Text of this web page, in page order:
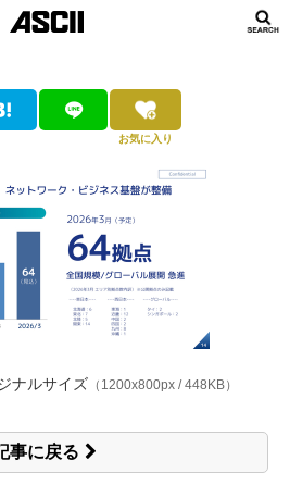
お気に入り
ナルサイズ （1200x800px / 448KB）
事に戻る